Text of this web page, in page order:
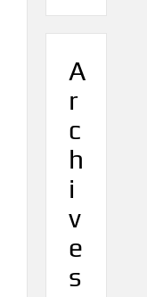
A
r
c
h
i
v
e
s